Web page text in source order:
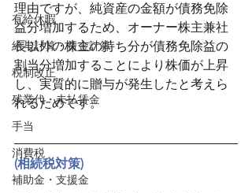
有給休暇
給与計算・賃金計算
税制改正
残業代・未払賃金
手当
消費税
補助金・支援金
理由ですが、純資産の金額が債務免除
益分増加するため、オーナー株主兼社
長以外の株主の持ち分が債務免除益の
割当分増加することにより株価が上昇
し、実質的に贈与が発生したと考えら
れるためです。
(相続税対策)